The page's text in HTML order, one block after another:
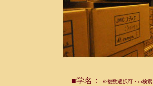
■学名： ※複数選択可・or検索